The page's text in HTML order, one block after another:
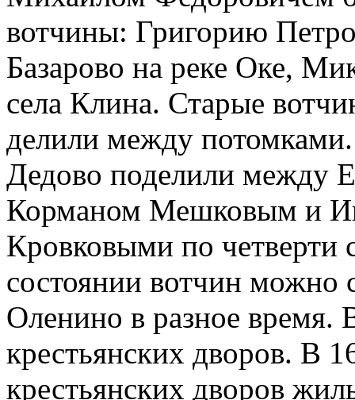
вотчины: Григорию
Базарово на реке Оке,
села Клина. Старые
делили между
Дедово поделили между
Корманом Мешковым и
Кровковыми по четверти
состоянии вотчин можно
Оленино в разное время.
крестьянских дворов. В
крестьянских дворов